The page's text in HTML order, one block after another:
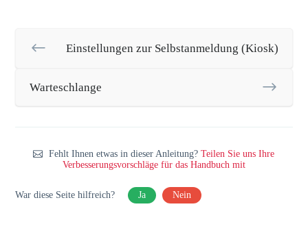
Einstellungen zur Selbstanmeldung (Kiosk)
Warteschlange
Fehlt Ihnen etwas in dieser Anleitung?Teilen Sie uns Ihre
Verbesserungsvorschläge für das Handbuch mit
War diese Seite hilfreich? Ja Nein